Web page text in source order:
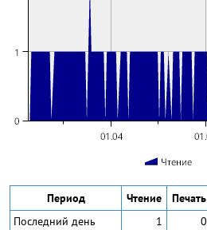
Период Чтение Печать
Последний день
1 0